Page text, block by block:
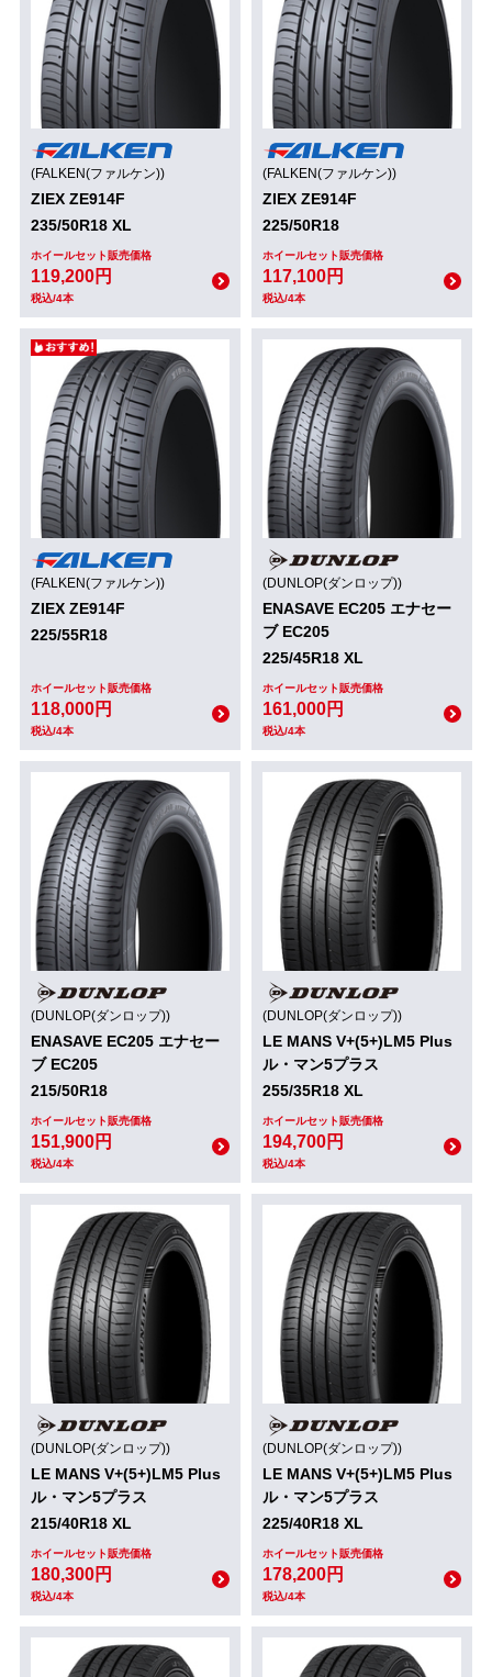
(FALKEN(ファルケン))
ZIEX ZE914F
235/50R18 XL
ホイールセット販売価格
119,200円
税込/4本
(FALKEN(ファルケン))
ZIEX ZE914F
225/50R18
ホイールセット販売価格
117,100円
税込/4本
(FALKEN(ファルケン))
ZIEX ZE914F
225/55R18
ホイールセット販売価格
118,000円
税込/4本
(DUNLOP(ダンロップ))
ENASAVE EC205 エナセー
ブ EC205
225/45R18 XL
ホイールセット販売価格
161,000円
税込/4本
(DUNLOP(ダンロップ))
ENASAVE EC205 エナセー
ブ EC205
215/50R18
ホイールセット販売価格
151,900円
税込/4本
(DUNLOP(ダンロップ))
LE MANS V+(5+)LM5 Plus
ル・マン5プラス
255/35R18 XL
ホイールセット販売価格
194,700円
税込/4本
(DUNLOP(ダンロップ))
LE MANS V+(5+)LM5 Plus
ル・マン5プラス
215/40R18 XL
ホイールセット販売価格
180,300円
税込/4本
(DUNLOP(ダンロップ))
LE MANS V+(5+)LM5 Plus
ル・マン5プラス
225/40R18 XL
ホイールセット販売価格
178,200円
税込/4本